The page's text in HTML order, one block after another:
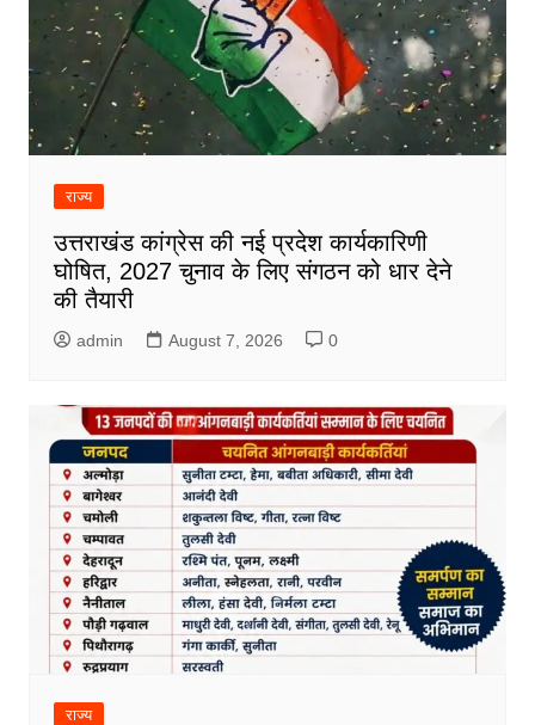
राज्य
उत्तराखंड कांग्रेस की नई प्रदेश कार्यकारिणी
घोषित, 2027 चुनाव के लिए संगठन को धार देने
की तैयारी
admin August 7, 2026 0
राज्य